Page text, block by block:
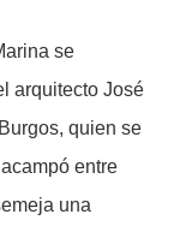
se
arquitecto José
quien se
entre
una